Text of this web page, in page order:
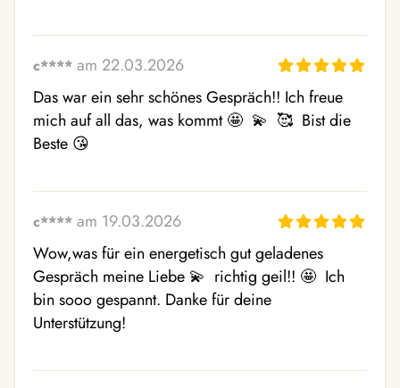
c**** am 22.03.2026
Das war ein sehr schönes Gespräch!! Ich freue
mich auf all das, was kommt 🤩  💫  🥰  Bist die
Beste 😘
c**** am 19.03.2026
Wow,was für ein energetisch gut geladenes
Gespräch meine Liebe 💫  richtig geil!! 🤩  Ich
bin sooo gespannt. Danke für deine
Unterstützung!